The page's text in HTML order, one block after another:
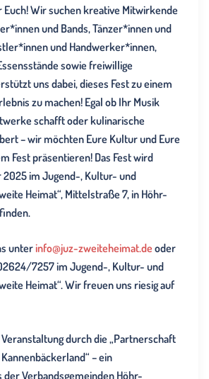
Wir suchen kreative Mitwirkende
und Bands, Tänzer*innen und
und Handwerker*innen,
sowie freiwillige
uns dabei, dieses Fest zu einem
zu machen! Egal ob Ihr Musik
schafft oder kulinarische
– wir möchten Eure Kultur und Eure
Fest präsentieren! Das Fest wird
2025 im Jugend-, Kultur- und
Heimat“, Mittelstraße 7, in Höhr-
unterinfo@juz-zweiteheimat.de oder
7257 im Jugend-, Kultur- und
Heimat“. Wir freuen uns riesig auf
durch die „Partnerschaft
– ein
Verbandsgemeinden Höhr-